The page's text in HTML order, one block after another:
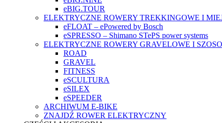
eBIG.TOUR
ELEKTRYCZNE ROWERY TREKKINGOWE I
eFLOAT – ePowered by Bosch
eSPRESSO – Shimano STePS power systems
ELEKTRYCZNE ROWERY GRAVELOWE I
ROAD
GRAVEL
FITNESS
eSCULTURA
eSILEX
eSPEEDER
ARCHIWUM E-BIKE
ZNAJDŹ ROWER ELEKTRYCZNY